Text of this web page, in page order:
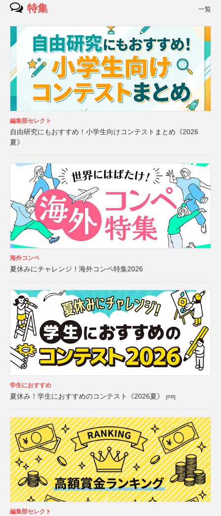
特集 一覧
編集部セレクト
自由研究にもおすすめ！小学生向けコンテストまとめ《2026
夏》
海外コンペ
夏休みにチャレンジ！海外コンペ特集2026
学生におすすめ
夏休み！学生におすすめのコンテスト《2026夏》 [PR]
編集部セレクト